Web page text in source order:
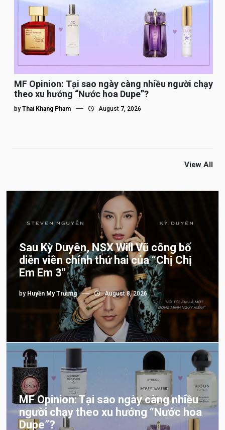
MF Opinion: Tại sao ngày càng nhiều người chạy
theo xu hướng “Nước hoa Dupe”?
by Thai Khang Pham August 7, 2026
View All
Sau Kỳ Duyên, NSX Will Vũ công bố
diễn viên chính thứ hai của “Chị Chị
Em Em 3″
by Huyền My Trương August 8, 2026
MF Opinion: Tại sao ngày càng nhiều
người chạy theo xu hướng “Nước hoa
Dupe”?